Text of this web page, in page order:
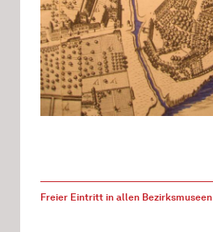
Freier Eintritt in allen Bezirksmuseen